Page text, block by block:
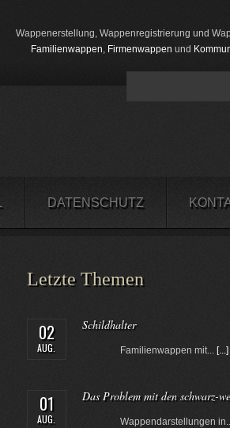
Wappenerstellung, Wappenregistrierung und
Familienwappen, Firmenwappen und
DATENSCHUTZ
Letzte Themen
02
AUG.
Schildhalter
Familienwappen mit... [...]
01
AUG.
Das Problem mit den schwarz-
Wappendarstellungen